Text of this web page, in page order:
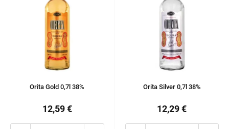
Orita Gold 0,7l 38%
12,59 €
Orita Silver 0,7l 38%
12,29 €